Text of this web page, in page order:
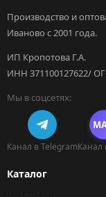
Производство и
Иваново с 2001 года.
ИП Кропотова Г.А.
ИНН 371100127622/
Мы в соцсетях:
Канал в TelegramКанал
Каталог